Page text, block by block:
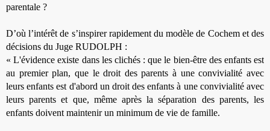
parentale ?
D’où l’intérêt de s’inspirer rapidement du modèle de Cochem et des
décisions du Juge RUDOLPH :
«L'évidence existe dans les clichés : que le bien-être des enfants est
au premier plan, que le droit des parents à une convivialité avec
leurs enfants est d'abord un droit des enfants à une convivialité avec
leurs parents et que, même après la séparation des parents, les
enfants doivent maintenir un minimum de vie de famille.